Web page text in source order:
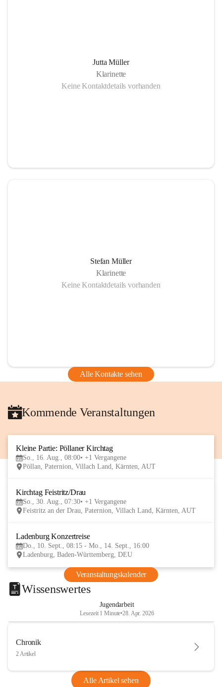
Jutta Müller
Klarinette
Keine Kontaktdetails vorhanden
Stefan Müller
Klarinette
Keine Kontaktdetails vorhanden
Alle Kontakte sehen
Kommende Veranstaltungen
Kleine Partie: Pöllaner Kirchtag
So., 16. Aug., 08:00 +1 Vergangene
Pöllan, Paternion, Villach Land, Kärnten, AUT
Kirchtag Feistritz/Drau
So., 30. Aug., 07:30 +1 Vergangene
Feistritz an der Drau, Paternion, Villach Land, Kärnten, AUT
Ladenburg Konzertreise
Do., 10. Sept., 08:15 - Mo., 14. Sept., 16:00
Ladenburg, Baden-Württemberg, DEU
Veranstaltungskalender
Wissenswertes
Jugendarbeit
Lesezeit 1 Minute•28. Apr. 2026
Chronik
2 Artikel
Alle Artikel sehen